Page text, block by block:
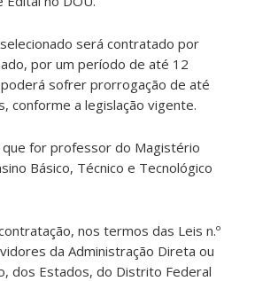
será contratado por
por um período de até 12
sofrer prorrogação de até
conforme a legislação vigente.
que for professor do Magistério
Básico, Técnico e Tecnológico
nos termos das Leis n.º
da Administração Direta ou
dos Estados, do Distrito Federal